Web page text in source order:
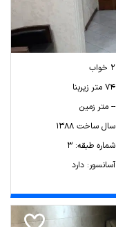
2 خواب
74 متر زیربنا
-- متر زمین
سال ساخت 1388
شماره طبقه: 3
آسانسور: دارد